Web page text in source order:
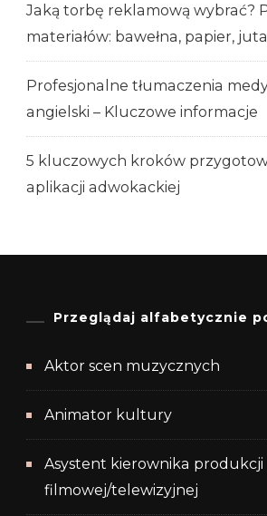
Jaką torbę reklamową wybrać?
materiałów: bawełna, papier,
Profesjonalne tłumaczenia
angielski – Kluczowe informacje
5 kluczowych kroków
aplikacji adwokackiej
Przeglądaj alfabetycznie
Aktor scen muzycznych
Animator kultury
Asystent kierownika produkcji
filmowej/telewizyjnej